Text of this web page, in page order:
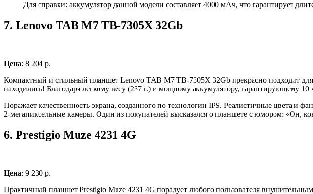
Для справки: аккумулятор данной модели составляет 4000 мАч, что гарантирует
7. Lenovo TAB M7 TB-7305X 32Gb
Цена: 8 204 р.
Компактный и стильный планшет Lenovo TAB M7 TB-7305X 32Gb прекрасно подходит
находились! Благодаря легкому весу (237 г.) и мощному аккумулятору, гарантирующему
Поражает качественность экрана, созданного по технологии IPS. Реалистичные цвета и
2-мегапиксельные камеры. Один из покупателей высказался о планшете с юмором: «Он,
6. Prestigio Muze 4231 4G
Цена: 9 230 р.
Практичный планшет Prestigio Muze 4231 4G порадует любого пользователя